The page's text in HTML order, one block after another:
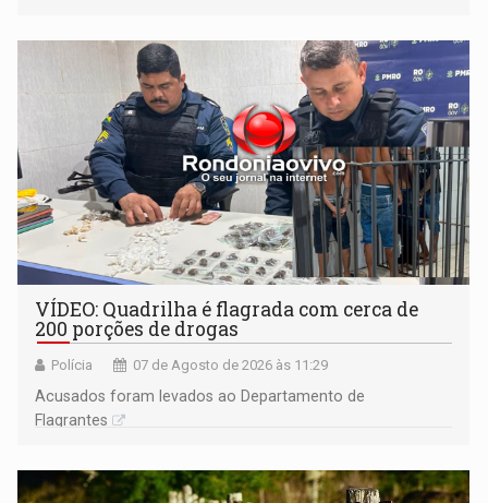
VÍDEO: Quadrilha é flagrada com cerca de
200 porções de drogas
Polícia 07 de Agosto de 2026 às 11:29
Acusados foram levados ao Departamento de
Flagrantes